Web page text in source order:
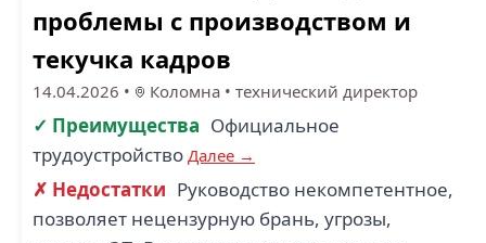
проблемы с производством и
текучка кадров
14.04.2026 • Коломна • технический директор
✓ Преимущества Официальное
трудоустройство Далее →
✗ Недостатки Руководство некомпетентное,
позволяет нецензурную брань, угрозы,